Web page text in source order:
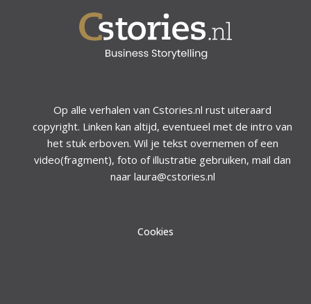
Op alle verhalen van Cstories.nl rust uiteraard
copyright. Linken kan altijd, eventueel met de intro van
het stuk erboven. Wil je tekst overnemen of een
video(fragment), foto of illustratie gebruiken, mail dan
naar laura@cstories.nl
Cookies